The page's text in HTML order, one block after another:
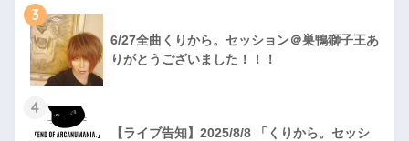
3
6/27全曲くりから。セッション＠巣鴨獅子王あ
りがとうございました！！！
4
【ライブ告知】2025/8/8 「くりから。セッシ